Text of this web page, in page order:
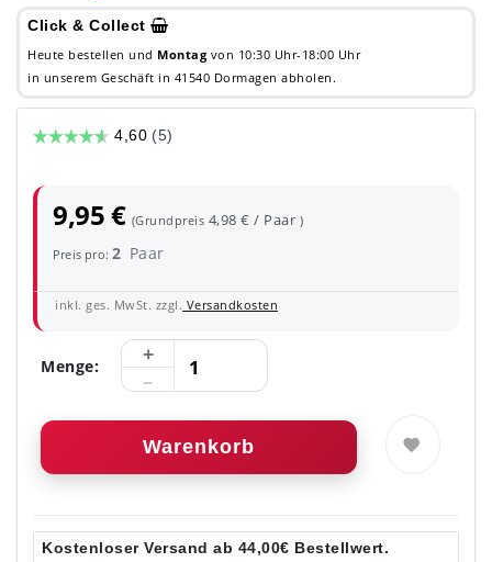
Click & Collect
Heute bestellen und Montag von 10:30 Uhr-18:00 Uhr
in unserem Geschäft in 41540 Dormagen abholen.
9,95 € (Grundpreis 4,98 € / Paar )
Preis pro:2 Paar
inkl. ges. MwSt. zzgl. Versandkosten
Menge:
Warenkorb
Kostenloser Versand ab 44,00€ Bestellwert.